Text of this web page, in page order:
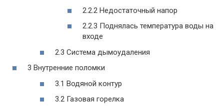
2.2.2 Недостаточный напор
2.2.3 Поднялась температура воды на
входе
2.3 Система дымоудаления
3 Внутренние поломки
3.1 Водяной контур
3.2 Газовая горелка